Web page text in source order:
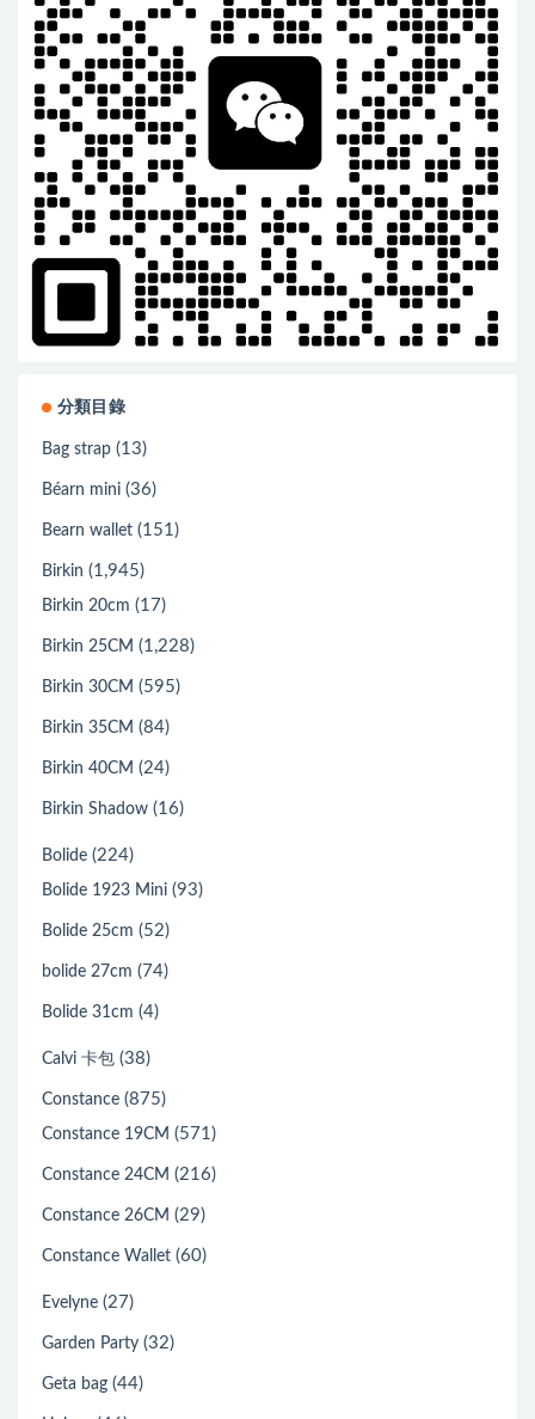
分類目錄
Bag strap (13)
Béarn mini (36)
Bearn wallet (151)
Birkin (1,945)
Birkin 20cm (17)
Birkin 25CM (1,228)
Birkin 30CM (595)
Birkin 35CM (84)
Birkin 40CM (24)
Birkin Shadow (16)
Bolide (224)
Bolide 1923 Mini (93)
Bolide 25cm (52)
bolide 27cm (74)
Bolide 31cm (4)
Calvi 卡包 (38)
Constance (875)
Constance 19CM (571)
Constance 24CM (216)
Constance 26CM (29)
Constance Wallet (60)
Evelyne (27)
Garden Party (32)
Geta bag (44)